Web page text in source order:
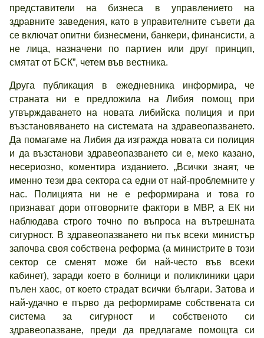
представители на бизнеса в управлението на
здравните заведения, като в управителните съвети да
се включат опитни бизнесмени, банкери, финансисти, а
не лица, назначени по партиен или друг принцип,
смятат от БСК”, четем във вестника.
Друга публикация в ежедневника информира, че
страната ни е предложила на Либия помощ при
утвърждаването на новата либийска полиция и при
възстановяването на системата на здравеопазването.
Да помагаме на Либия да изгражда новата си полиция
и да възстанови здравеопазването си е, меко казано,
несериозно, коментира изданието. „Всички знаят, че
именно тези два сектора са едни от най-проблемните у
нас. Полицията ни не е реформирана и това го
признават дори отговорните фактори в МВР, а ЕК ни
наблюдава строго точно по въпроса на вътрешната
сигурност. В здравеопазването ни пък всеки министър
започва своя собствена реформа (а министрите в този
сектор се сменят може би най-често във всеки
кабинет), заради което в болници и поликлиники цари
пълен хаос, от което страдат всички българи. Затова и
най-удачно е първо да реформираме собствената си
система за сигурност и собственото си
здравеопазване, преди да предлагаме помощта си